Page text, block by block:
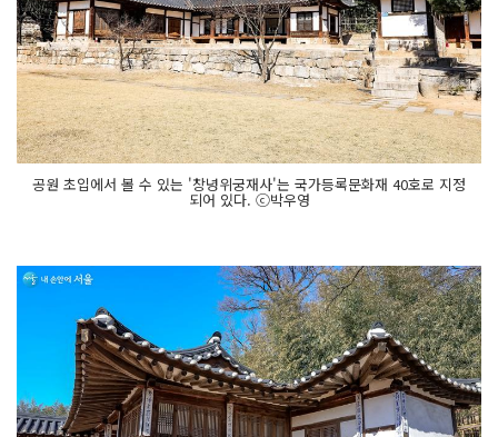
공원 초입에서 볼 수 있는 '창녕위궁재사'는 국가등록문화재 40호로 지정
되어 있다. ⓒ박우영